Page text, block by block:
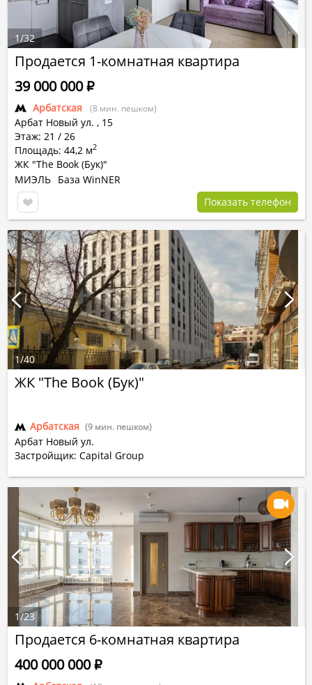
Продается 1-комнатная квартира
Арбатская (8 мин. пешком)
Арбат Новый ул. , 15
Этаж: 21 / 26
Площадь: 44,2 м2
ЖК "The Book (Бук)"
39 000 000Р
МИЭЛЬ База WinNER
Показать телефон
1/32
ЖК "The Book (Бук)"
Арбатская (9 мин. пешком)
Арбат Новый ул.
Застройщик: Capital Group
1/40
Продается 6-комнатная квартира
400 000 000Р
1/23